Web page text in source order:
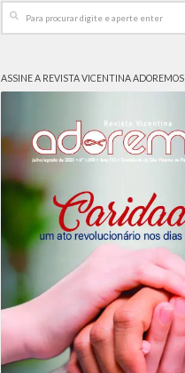
ASSINE A REVISTA VICENTINA ADOREMOS